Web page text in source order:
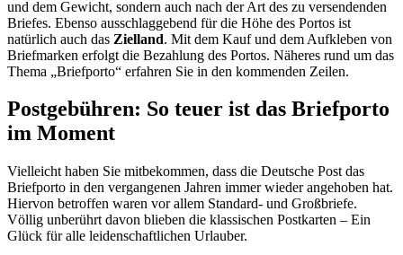
und dem Gewicht, sondern auch nach der Art des zu versendenden
Briefes. Ebenso ausschlaggebend für die Höhe des Portos ist
natürlich auch das Zielland. Mit dem Kauf und dem Aufkleben von
Briefmarken erfolgt die Bezahlung des Portos. Näheres rund um das
Thema „Briefporto“ erfahren Sie in den kommenden Zeilen.
Postgebühren: So teuer ist das Briefporto
im Moment
Vielleicht haben Sie mitbekommen, dass die Deutsche Post das
Briefporto in den vergangenen Jahren immer wieder angehoben hat.
Hiervon betroffen waren vor allem Standard- und Großbriefe.
Völlig unberührt davon blieben die klassischen Postkarten – Ein
Glück für alle leidenschaftlichen Urlauber.